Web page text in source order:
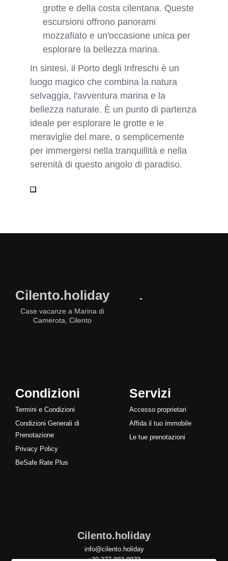
grotte e della costa cilentana. Queste
escursioni offrono panorami
mozzafiato e un'occasione unica per
esplorare la bellezza marina.
In sintesi, il Porto degli Infreschi è un
luogo magico che combina la natura
selvaggia, l'avventura marina e la
bellezza naturale. È un punto di partenza
ideale per esplorare le grotte e le
meraviglie del mare, o semplicemente
per immergersi nella tranquillità e nella
serenità di questo angolo di paradiso.
Cilento.holiday
Case vacanze a Marina di
Camerota, Cilento
Condizioni
Termini e Condizioni
Condizioni Generali di
Prenotazione
Privacy Policy
BeSafe Rate Plus
Servizi
Accesso proprietari
Affida il tuo immobile
Le tue prenotazioni
Cilento.holiday
info@cilento.holiday